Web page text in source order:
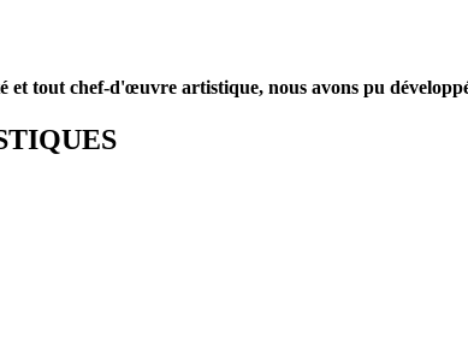
et tout chef-d'œuvre artistique, nous avons pu